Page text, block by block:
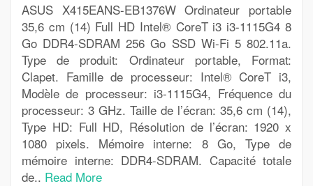
ASUS X415EANS-EB1376W Ordinateur portable
35,6 cm (14) Full HD Intel® CoreT i3 i3-1115G4 8
Go DDR4-SDRAM 256 Go SSD Wi-Fi 5 802.11a.
Type de produit: Ordinateur portable, Format:
Clapet. Famille de processeur: Intel® CoreT i3,
Modèle de processeur: i3-1115G4, Fréquence du
processeur: 3 GHz. Taille de l’écran: 35,6 cm (14),
Type HD: Full HD, Résolution de l’écran: 1920 x
1080 pixels. Mémoire interne: 8 Go, Type de
mémoire interne: DDR4-SDRAM. Capacité totale
de.. Read More